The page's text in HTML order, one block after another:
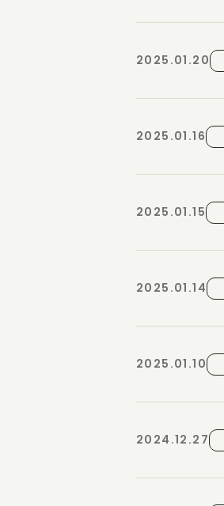
2025.01.20
2025.01.16
2025.01.15
2025.01.14
2025.01.10
2024.12.27